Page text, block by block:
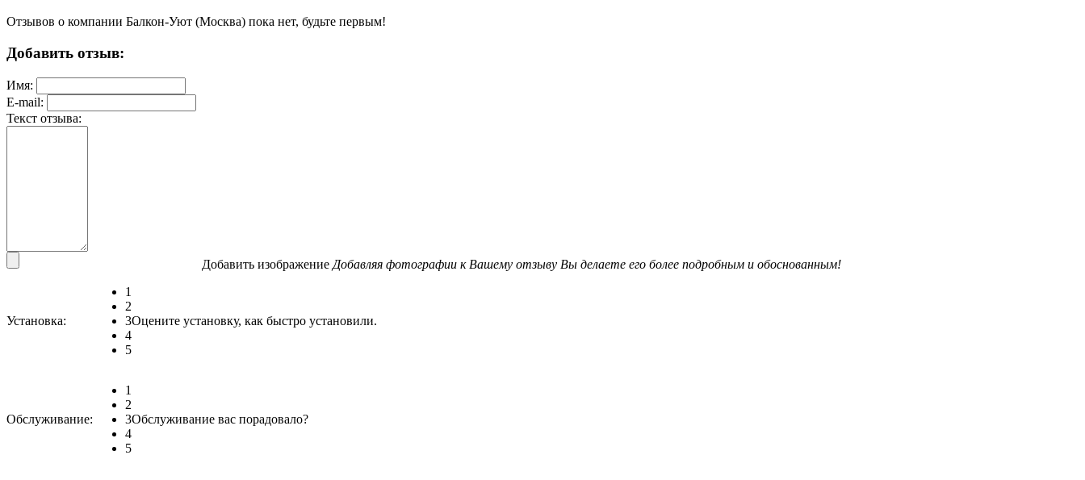
Отзывов о компании Балкон-Уют (Москва) пока нет, будьте первым!
Добавить отзыв:
Имя:
E-mail:
Текст отзыва:
Добавить изображение Добавляя фотографии к Вашему отзыву Вы делаете его более подробным и обоснованным!
Установка:
1
2
3
4
5
Оцените установку, как быстро установили.
Обслуживание:
1
2
3
4
5
Обслуживание вас порадовало?